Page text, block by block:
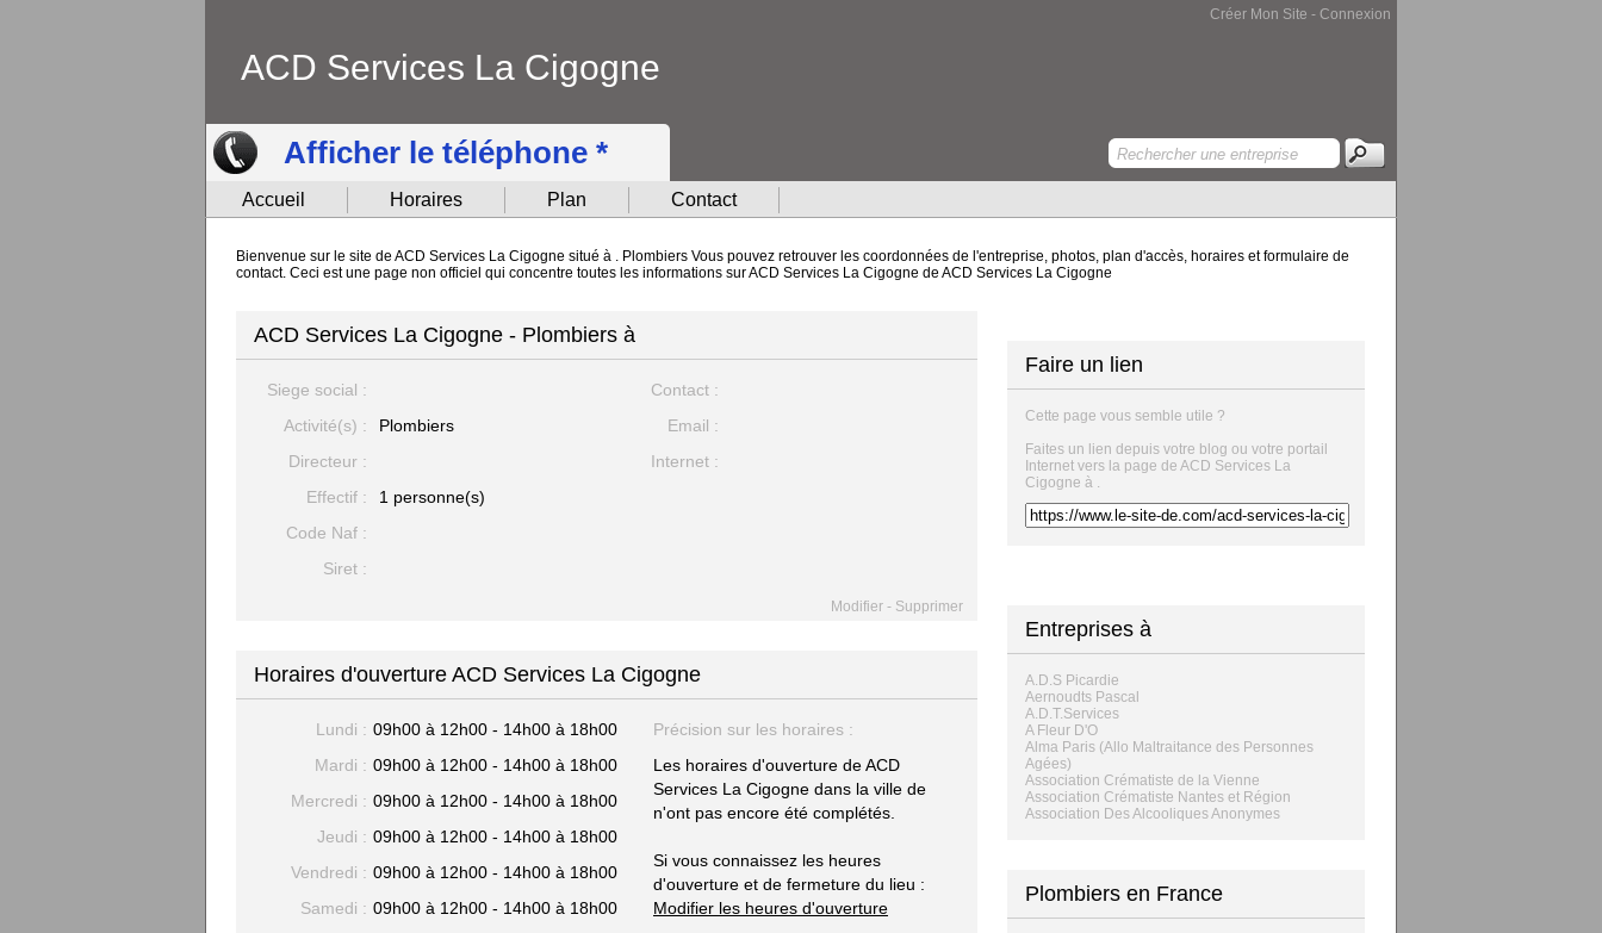
Créer Mon Site - Connexion
ACD Services La Cigogne
Afficher le téléphone *
Accueil Horaires Plan Contact
Bienvenue sur le site de ACD Services La Cigogne situé à . Plombiers Vous pouvez retrouver les coordonnées de l'entreprise, photos, plan d'accès, horaires et formulaire de
contact. Ceci est une page non officiel qui concentre toutes les informations sur ACD Services La Cigogne de ACD Services La Cigogne
ACD Services La Cigogne - Plombiers à
Siege social :
Activité(s) :
Plombiers
Directeur :
Effectif :
1 personne(s)
Code Naf :
Siret :
Contact :
Email :
Internet :
Modifier - Supprimer
Horaires d'ouverture ACD Services La Cigogne
Lundi : 09h00 à 12h00 - 14h00 à 18h00
Mardi : 09h00 à 12h00 - 14h00 à 18h00
Mercredi : 09h00 à 12h00 - 14h00 à 18h00
Jeudi : 09h00 à 12h00 - 14h00 à 18h00
Vendredi : 09h00 à 12h00 - 14h00 à 18h00
Samedi : 09h00 à 12h00 - 14h00 à 18h00
Précision sur les horaires :
Les horaires d'ouverture de ACD
Services La Cigogne dans la ville de
n'ont pas encore été complétés.
Si vous connaissez les heures
d'ouverture et de fermeture du lieu :
Modifier les heures d'ouverture
Faire un lien
Cette page vous semble utile ?
Faites un lien depuis votre blog ou votre portail
Internet vers la page de ACD Services La
Cigogne à .
Entreprises à
A.D.S Picardie
Aernoudts Pascal
A.D.T.Services
A Fleur D'O
Alma Paris (Allo Maltraitance des Personnes
Agées)
Association Crématiste de la Vienne
Association Crématiste Nantes et Région
Association Des Alcooliques Anonymes
Plombiers en France